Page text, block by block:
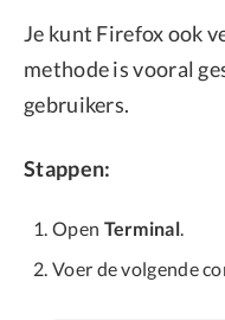
Je kunt Firefox ook
methode is vooral
gebruikers.
Stappen:
Open Terminal.
Voer de volgende